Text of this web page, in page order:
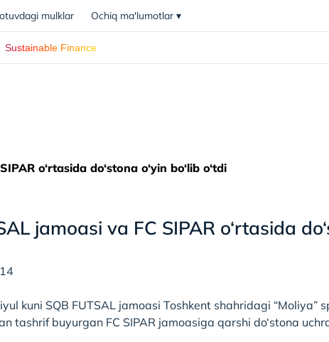
mulklar Ochiq ma'lumotlar ▾
Sustainable Finance
o‘rtasida do‘stona o‘yin bo‘lib o‘tdi
jamoasi va FC SIPAR o‘rtasida
kuni SQB FUTSAL jamoasi Toshkent shahridagi “Moliya”
tashrif buyurgan FC SIPAR jamoasiga qarshi do‘stona